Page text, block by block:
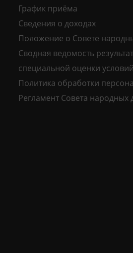
График приёма
Сведения о доходах
Положение о Совете
Сводная ведомость
специальной оценки
Политика обработки
Регламент Совета народных